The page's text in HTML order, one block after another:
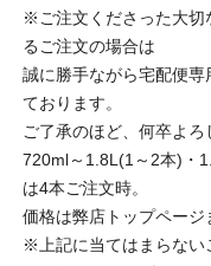
※ご注文くださった大切
るご注文の場合は
誠に勝手ながら宅配便
ております。
ご了承のほど、何卒よろ
720ml～1.8L(1～2本)・
は4本ご注文時。
価格は弊店トップペー
※上記に当てはまらない